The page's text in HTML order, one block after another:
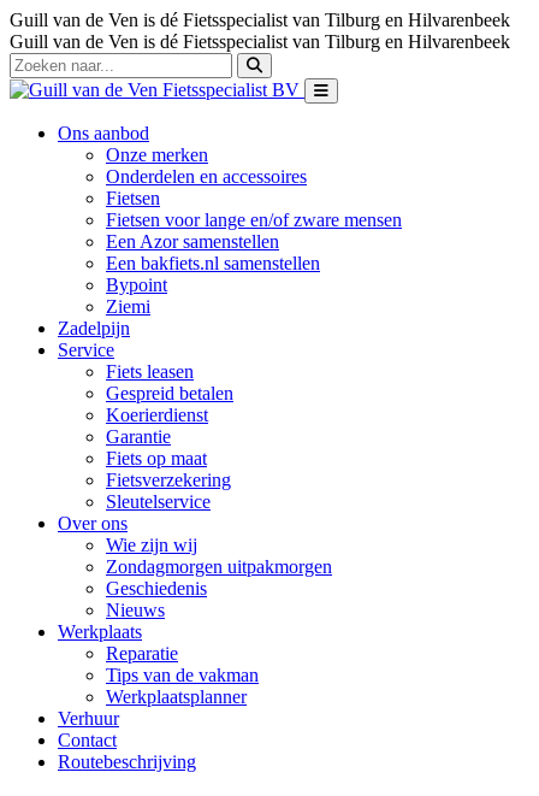
Guill van de Ven is dé Fietsspecialist van Tilburg en Hilvarenbeek
Guill van de Ven is dé Fietsspecialist van Tilburg en Hilvarenbeek
Ons aanbod
Onze merken
Onderdelen en accessoires
Fietsen
Fietsen voor lange en/of zware mensen
Een Azor samenstellen
Een bakfiets.nl samenstellen
Bypoint
Ziemi
Zadelpijn
Service
Fiets leasen
Gespreid betalen
Koerierdienst
Garantie
Fiets op maat
Fietsverzekering
Sleutelservice
Over ons
Wie zijn wij
Zondagmorgen uitpakmorgen
Geschiedenis
Nieuws
Werkplaats
Reparatie
Tips van de vakman
Werkplaatsplanner
Verhuur
Contact
Routebeschrijving